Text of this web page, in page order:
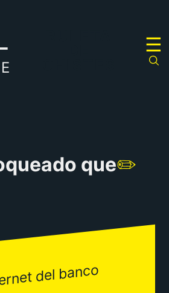
☰
que✏️
del banco